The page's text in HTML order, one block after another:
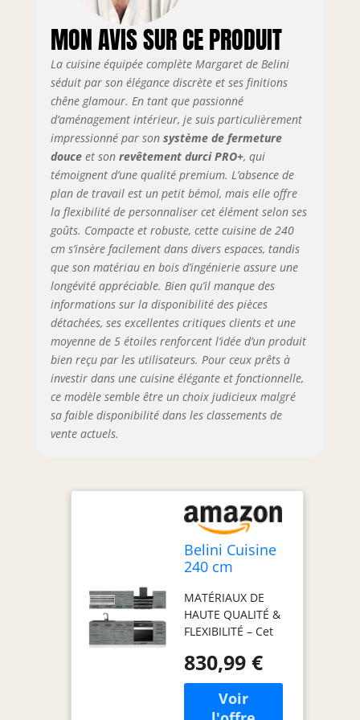
SYSTÈME NEXUS
SILENT & CONFORT
– Les tiroirs
métalliques
modernes de la
gamme Nexus en
finition graphite,
dotés de la
technologie Soft-
Close, assurent
une fermeture
douce et
silencieuse.
Complétés par des
charnières Soft-
Close et des vérins
à gaz pour portes
et abattants.
Testés jusqu’à 60
une durabilité
maximale.
SYSTÈME NEXUS
RANGE-COUVERTS
polymère ABS
robuste pour une
visibilité optimale
et une utilisation
efficace de
l’espace. Design
ergonomique pour
un usage
confortable et une
organisation
parfaite au
quotidien.
SYSTÈME DE
MON AVIS SUR CE PRODUIT
La cuisine équipée complète Margaret de Belini
séduit par son élégance discrète et ses finitions
chêne glamour. En tant que passionné
d’aménagement intérieur, je suis particulièrement
impressionné par son système de fermeture
douceet son revêtement durci PRO+, qui
témoignent d’une qualité premium. L’absence de
plan de travail est un petit bémol, mais elle offre
la flexibilité de personnaliser cet élément selon ses
goûts. Compacte et robuste, cette cuisine de 240
cm s’insère facilement dans divers espaces, tandis
que son matériau en bois d’ingénierie assure une
longévité appréciable. Bien qu’il manque des
informations sur la disponibilité des pièces
détachées, ses excellentes critiques clients et une
moyenne de 5 étoiles renforcent l’idée d’un produit
bien reçu par les utilisateurs. Pour ceux prêts à
investir dans une cuisine élégante et fonctionnelle,
ce modèle semble être un choix judicieux malgré
sa faible disponibilité dans les classements de
vente actuels.
Belini Cuisine
240 cm
Plan de Travail,
Chêne
Glamour
MATÉRIAUX DE
HAUTE QUALITÉ &
FLEXIBILITÉ – Cet
meubles de
cuisine, fabriqué
en panneaux
décoratifs
830,99 €